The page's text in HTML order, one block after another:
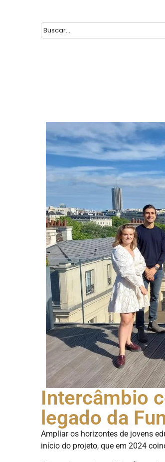
Intercâmbio
legado da
Ampliar os horizontes de jovens
início do projeto, que em 2024